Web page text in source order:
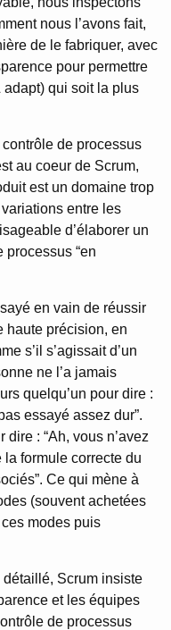
nous l’avons fait,
de le fabriquer, avec
pour permettre
qui soit la plus
de processus
au coeur de Scrum,
est un domaine trop
entre les
d’élaborer un
“en
en vain de réussir
haute précision, en
s’il s’agissait d’un
ne l’a jamais
quelqu’un pour dire :
essayé assez dur”.
: “Ah, vous n’avez
formule correcte du
Ce qui mène à
(souvent achetées
modes puis
détaillé, Scrum insiste
et les équipes
de processus